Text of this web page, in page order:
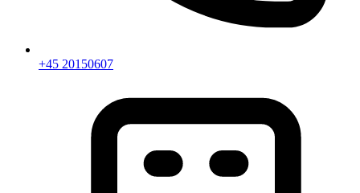
+45 20150607